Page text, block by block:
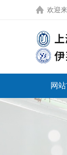
欢迎
网